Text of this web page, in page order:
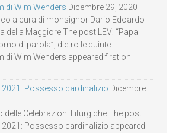
di Wim Wenders Dicembre 29, 2020
a cura di monsignor Dario Edoardo
della Maggiore The post LEV: “Papa
di parola”, dietro le quinte
di Wim Wenders appeared first on
2021: Possesso cardinalizio Dicembre
delle Celebrazioni Liturgiche The post
2021: Possesso cardinalizio appeared